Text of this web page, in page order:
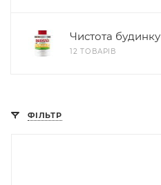
Чистота будинку
12 ТОВАРІВ
ФІЛЬТР